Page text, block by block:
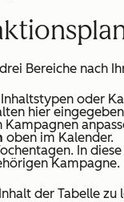
Bereiche nach
Inhaltstypen oder
hier
oben im Kalender.
In
Kampagne.
der Tabelle